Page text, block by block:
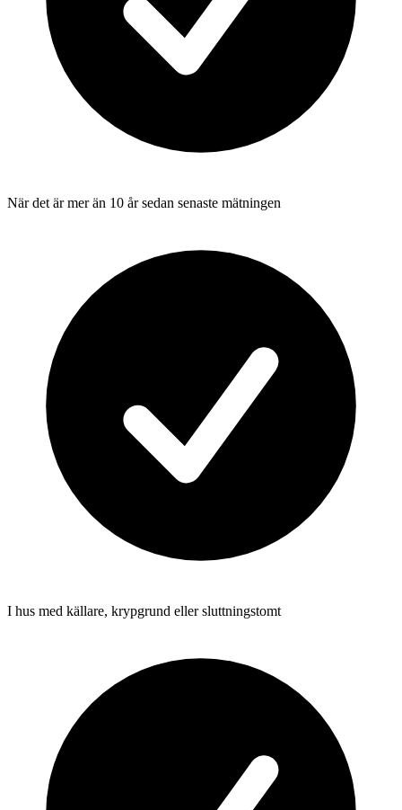
När det är mer än 10 år sedan senaste mätningen
I hus med källare, krypgrund eller sluttningstomt